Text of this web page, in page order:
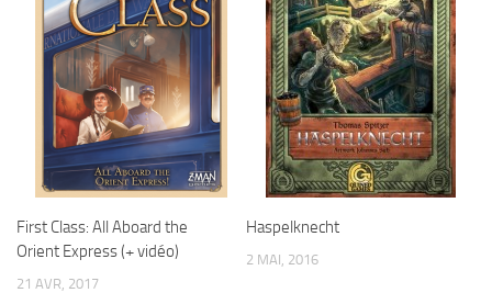
First Class: All Aboard the
Orient Express (+ vidéo)
21 AVR, 2017
Haspelknecht
2 MAI, 2016